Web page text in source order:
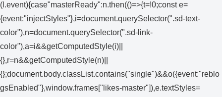
(l.event){case"masterReady":n.then(()=>{t=!0;const e=
{event:"injectStyles"},i=document.querySelector(".sd-text-
color"),n=document.querySelector(".sd-link-
color"),a=i&&getComputedStyle(i)||
{},r=n&&getComputedStyle(n)||
{};document.body.classList.contains("single")&&o({event:"reblo
gsEnabled"},window.frames["likes-master"]),e.textStyles=